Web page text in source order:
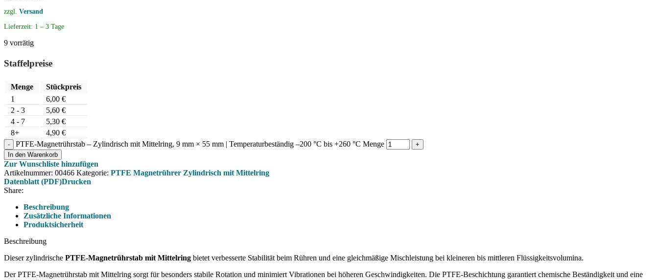
zzgl. Versand
Lieferzeit: 1 – 3 Tage
9 vorrätig
Staffelpreise
Menge
Stückpreis
1
6,00 €
2 - 3
5,60 €
4 - 7
5,30 €
8+
4,90 €
PTFE-Magnetrührstab – Zylindrisch mit Mittelring, 9 mm × 55 mm | Temperaturbeständig –200 °C bis +260 °C Menge
In den Warenkorb
Zur Wunschliste hinzufügen
Artikelnummer: 00466 Kategorie: PTFE Magnetrührer Zylindrisch mit Mittelring
Datenblatt (PDF)Drucken
Share:
Beschreibung
Zusätzliche Informationen
Produktsicherheit
Beschreibung
Dieser zylindrische PTFE-Magnetrührstab mit Mittelring bietet verbesserte Stabilität beim Rühren und eine gleichmäßige Mischleistung bei kleineren bis mittleren Flüssigkeitsvolumina.
Der PTFE-Magnetrührstab mit Mittelring sorgt für besonders stabile Rotation und minimiert Vibrationen bei höheren Geschwindigkeiten. Die PTFE-Beschichtung garantiert chemische Beständigkeit und eine